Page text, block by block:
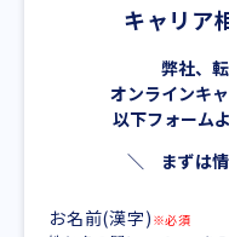
キャリア
弊社、
オンラインキ
以下フォーム
＼ まずは
お名前(漢字) ※必須